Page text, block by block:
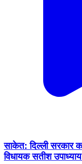
साकेत: दिल्ली सरकार
विधायक सतीश